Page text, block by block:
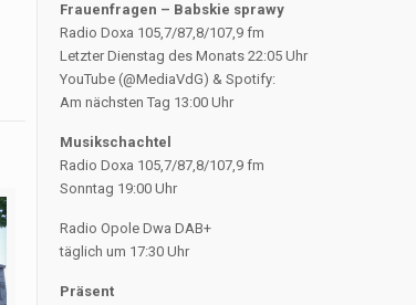
Frauenfragen – Babskie sprawy
Radio Doxa 105,7/87,8/107,9 fm
Letzter Dienstag des Monats 22:05 Uhr
YouTube (@MediaVdG) & Spotify:
Am nächsten Tag 13:00 Uhr
Musikschachtel
Radio Doxa 105,7/87,8/107,9 fm
Sonntag 19:00 Uhr
Radio Opole Dwa DAB+
täglich um 17:30 Uhr
Präsent